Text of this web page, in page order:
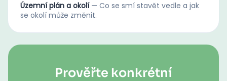
Územní plán a okolí — Co se smí stavět vedle a jak
se okolí může změnit.
Prověřte konkrétní